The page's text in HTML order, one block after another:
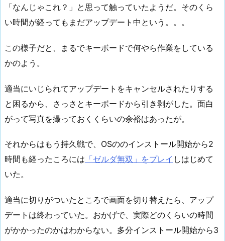
「なんじゃこれ？」と思って触っていたようだ。そのくら
い時間が経ってもまだアップデート中という。。。
この様子だと、まるでキーボードで何やら作業をしている
かのよう。
適当にいじられてアップデートをキャンセルされたりする
と困るから、さっさとキーボードから引き剥がした。面白
がって写真を撮っておくくらいの余裕はあったが。
それからはもう持久戦で、OSののインストール開始から2
時間も経ったころには 「ゼルダ無双」をプレイ しはじめて
いた。
適当に切りがついたところで画面を切り替えたら、アップ
デートは終わっていた。おかげで、実際どのくらいの時間
がかかったのかはわからない。多分インストール開始から3